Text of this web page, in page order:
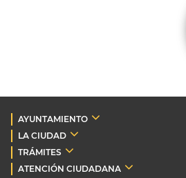
AYUNTAMIENTO
LA CIUDAD
TRÁMITES
ATENCIÓN CIUDADANA